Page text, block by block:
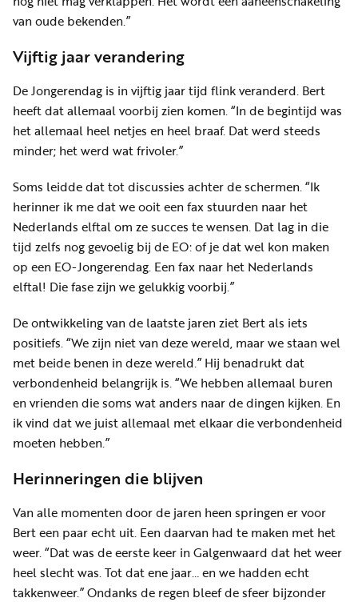
van oude bekenden.”
Vijftig jaar verandering
De Jongerendag is in vijftig jaar tijd flink veranderd. Bert
heeft dat allemaal voorbij zien komen. “In de begintijd was
het allemaal heel netjes en heel braaf. Dat werd steeds
minder; het werd wat frivoler.”
Soms leidde dat tot discussies achter de schermen. “Ik
herinner ik me dat we ooit een fax stuurden naar het
Nederlands elftal om ze succes te wensen. Dat lag in die
tijd zelfs nog gevoelig bij de EO: of je dat wel kon maken
op een EO-Jongerendag. Een fax naar het Nederlands
elftal! Die fase zijn we gelukkig voorbij.”
De ontwikkeling van de laatste jaren ziet Bert als iets
positiefs. “We zijn niet van deze wereld, maar we staan wel
met beide benen in deze wereld.” Hij benadrukt dat
verbondenheid belangrijk is. “We hebben allemaal buren
en vrienden die soms wat anders naar de dingen kijken. En
ik vind dat we juist allemaal met elkaar die verbondenheid
moeten hebben.”
Herinneringen die blijven
Van alle momenten door de jaren heen springen er voor
Bert een paar echt uit. Een daarvan had te maken met het
weer. “Dat was de eerste keer in Galgenwaard dat het weer
heel slecht was. Tot dat ene jaar… en we hadden echt
takkenweer.” Ondanks de regen bleef de sfeer bijzonder